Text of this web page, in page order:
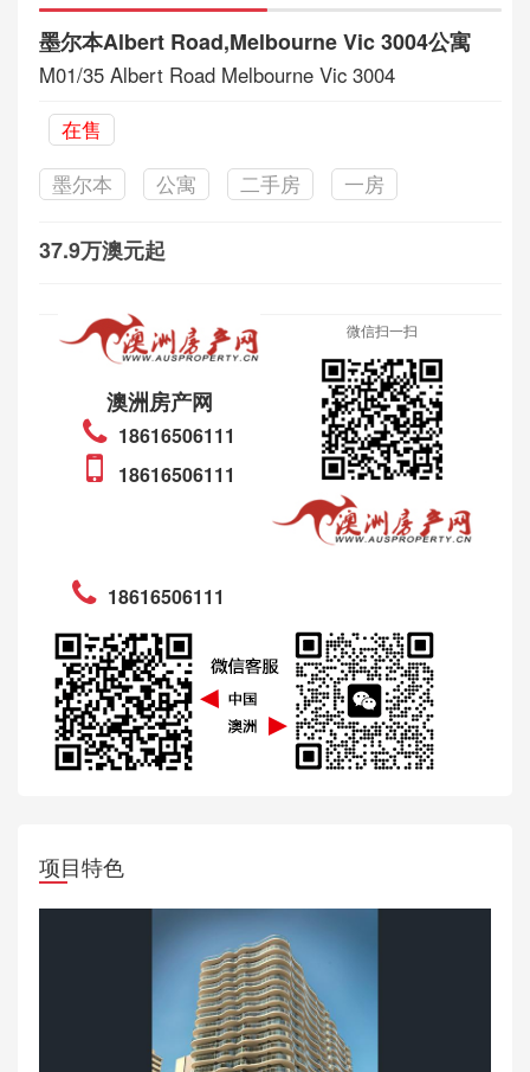
墨尔本Albert Road,Melbourne Vic 3004公寓
M01/35 Albert Road Melbourne Vic 3004
在售
墨尔本
公寓 二手房 一房
37.9万澳元起
澳洲房产网
18616506111
18616506111
微信扫一扫
18616506111
项目特色